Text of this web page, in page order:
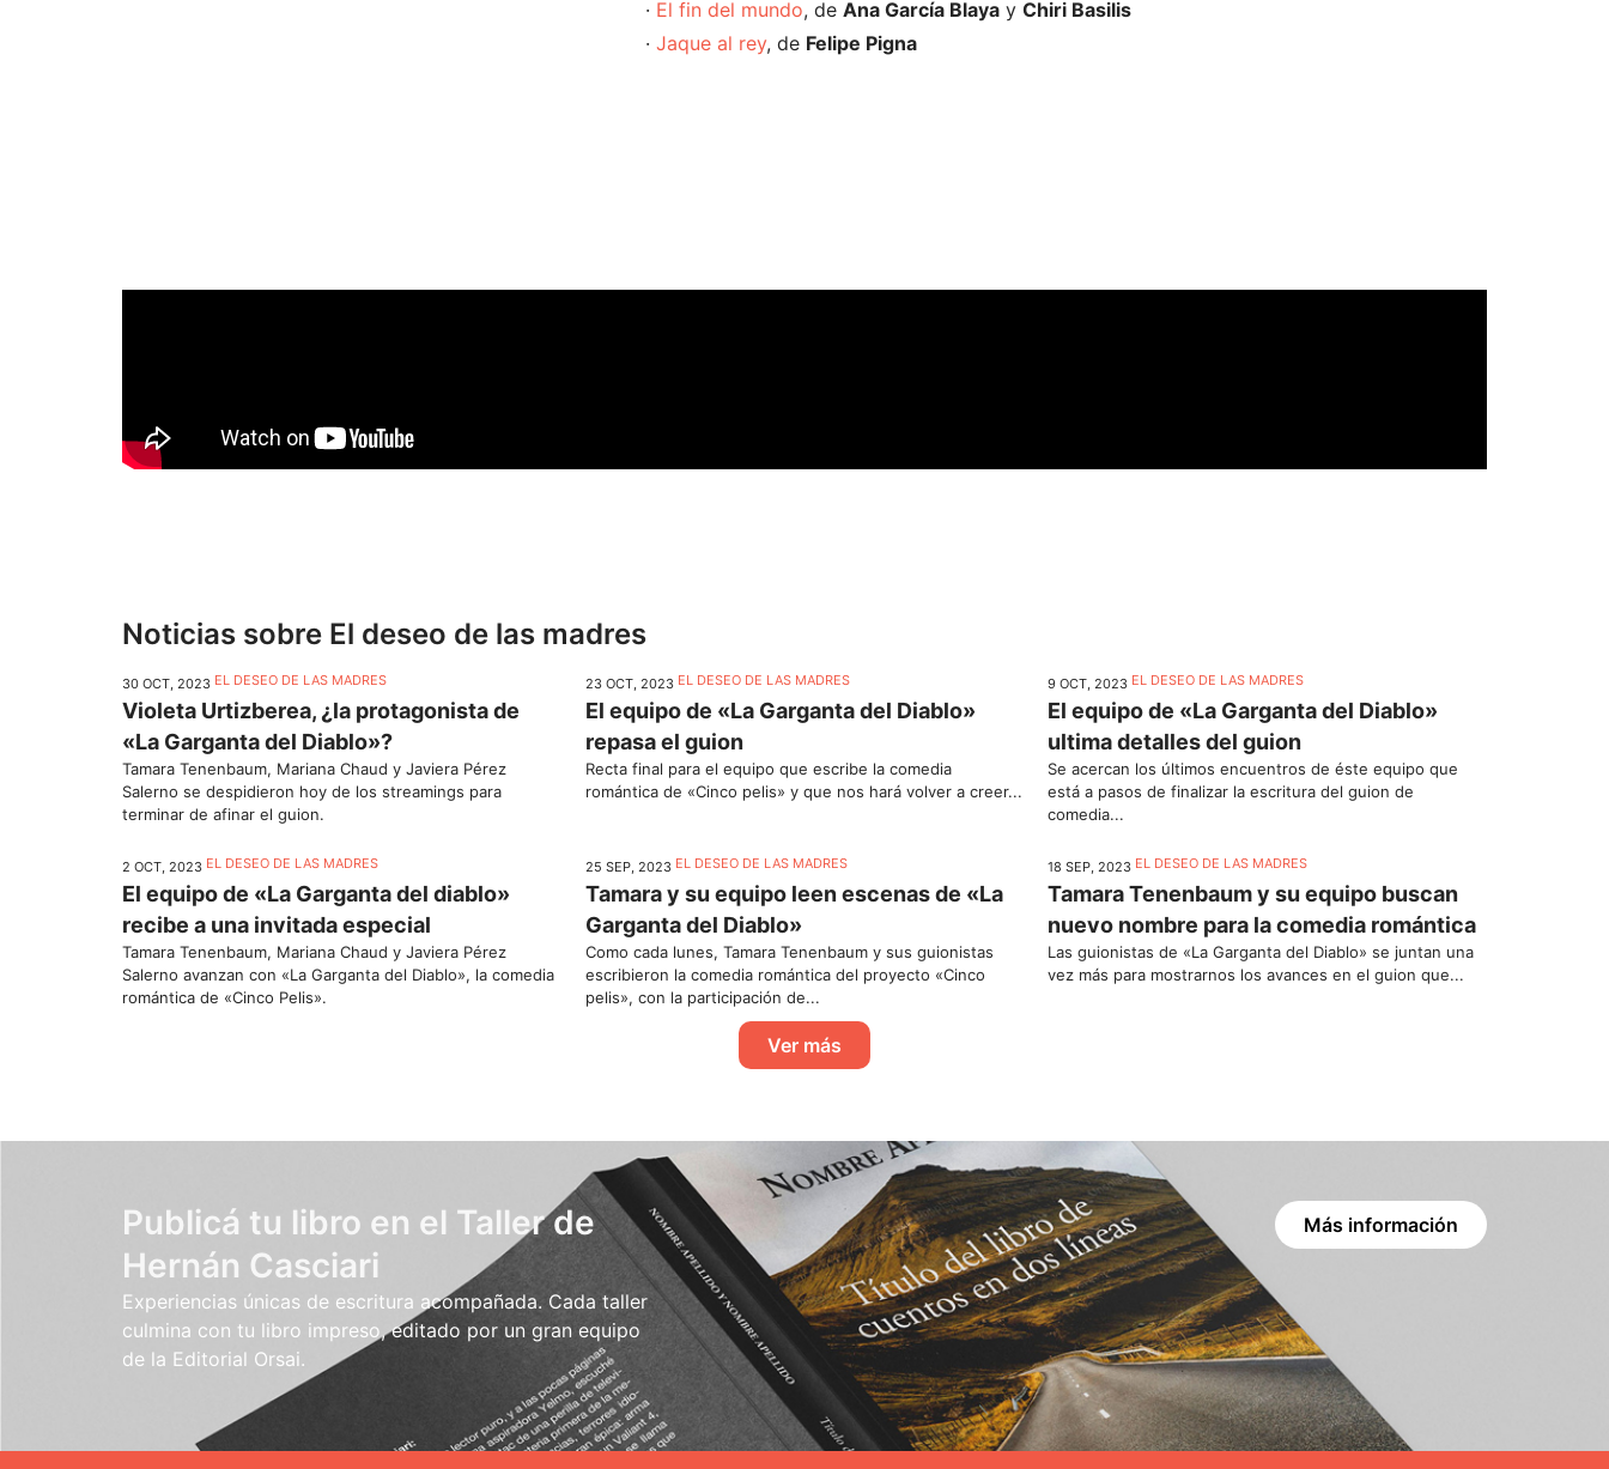
· El fin del mundo, de Ana García Blayay Chiri Basilis
· Jaque al rey, de Felipe Pigna
Noticias sobre El deseo de las madres
30 OCT, 2023 EL DESEO DE LAS MADRES
Violeta Urtizberea, ¿la protagonista de
«La Garganta del Diablo»?
Tamara Tenenbaum, Mariana Chaud y Javiera Pérez
Salerno se despidieron hoy de los streamings para
terminar de afinar el guion.
23 OCT, 2023 EL DESEO DE LAS MADRES
El equipo de «La Garganta del Diablo»
repasa el guion
Recta final para el equipo que escribe la comedia
romántica de «Cinco pelis» y que nos hará volver a creer...
9 OCT, 2023 EL DESEO DE LAS MADRES
El equipo de «La Garganta del Diablo»
ultima detalles del guion
Se acercan los últimos encuentros de éste equipo que
está a pasos de finalizar la escritura del guion de
comedia...
2 OCT, 2023 EL DESEO DE LAS MADRES
El equipo de «La Garganta del diablo»
recibe a una invitada especial
Tamara Tenenbaum, Mariana Chaud y Javiera Pérez
Salerno avanzan con «La Garganta del Diablo», la comedia
romántica de «Cinco Pelis».
25 SEP, 2023 EL DESEO DE LAS MADRES
Tamara y su equipo leen escenas de «La
Garganta del Diablo»
Como cada lunes, Tamara Tenenbaum y sus guionistas
escribieron la comedia romántica del proyecto «Cinco
pelis», con la participación de...
18 SEP, 2023 EL DESEO DE LAS MADRES
Tamara Tenenbaum y su equipo buscan
nuevo nombre para la comedia romántica
Las guionistas de «La Garganta del Diablo» se juntan una
vez más para mostrarnos los avances en el guion que...
Ver más
Publicá tu libro en el Taller de
Hernán Casciari
Experiencias únicas de escritura acompañada. Cada taller
culmina con tu libro impreso, editado por un gran equipo
de la Editorial Orsai.
Más información